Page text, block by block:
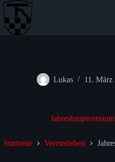
Zum
Inhalt
wechseln
Lukas 11. März
Startseite Vereinsleben